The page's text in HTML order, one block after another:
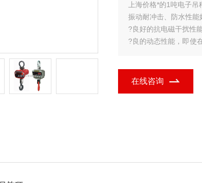
上海价格*的1吨电子
振动耐冲击、防水性能
?良好的抗电磁干扰性
?良的动态性能，即使
?采用大规模集成电路
在线咨询